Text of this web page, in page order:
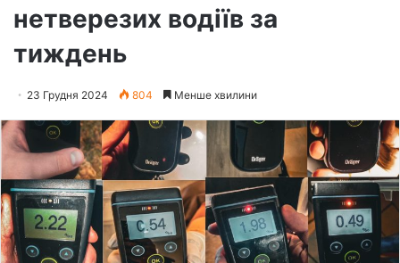
нетверезих водіїв за
тиждень
23 Грудня 2024 804 Менше хвилини